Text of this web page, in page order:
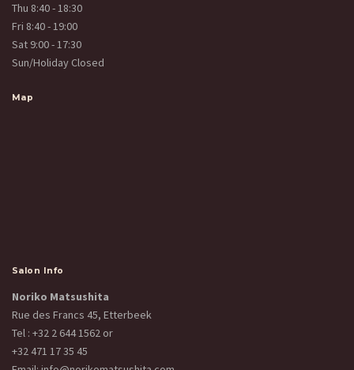
Thu 8:40 - 18:30
Fri 8:40 - 19:00
Sat 9:00 - 17:30
Sun/Holiday Closed
Map
Salon Info
Noriko Matsushita
Rue des Francs 45, Etterbeek
Tel : +32 2 644 1562 or
+32 471 17 35 45